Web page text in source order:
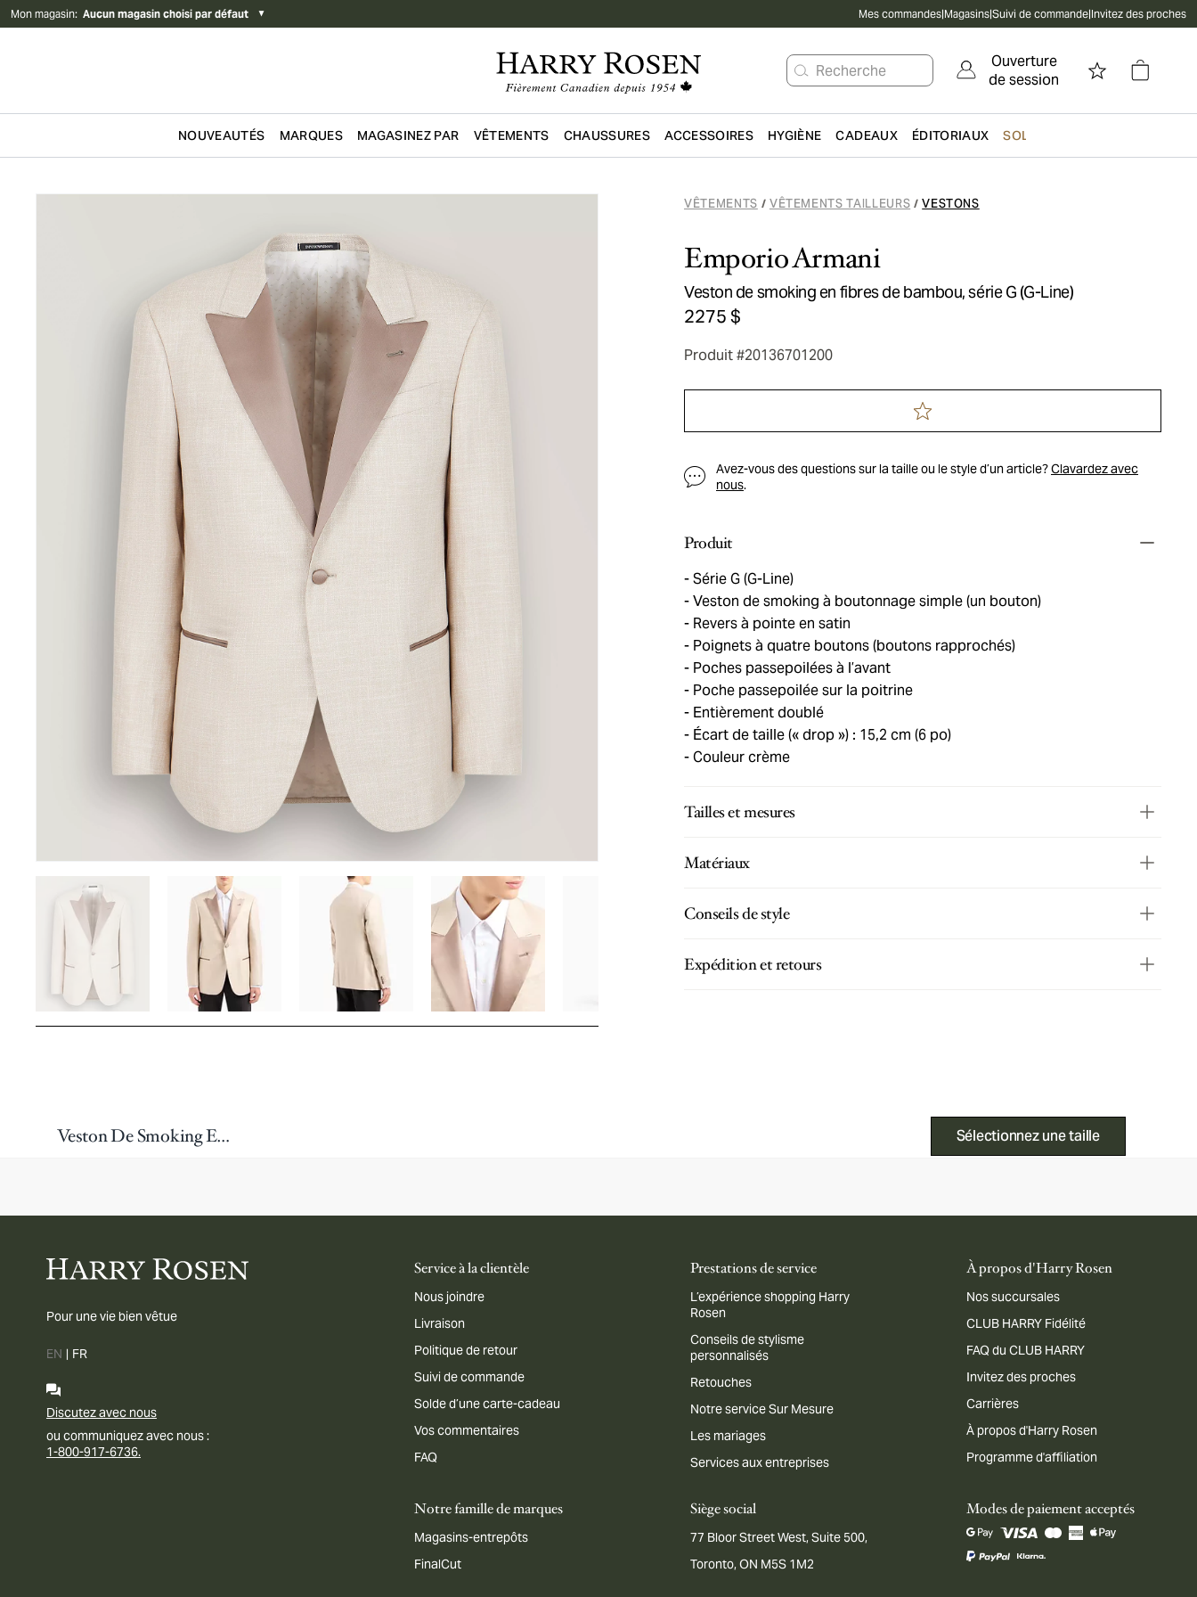
Mon magasin: Aucun magasin choisi par défaut ▼ Mes commandes|Magasins|Suivi de commande|Invitez des proches
Recherche
Ouverture
de session
Passer au contenu principal
NOUVEAUTÉS MARQUES MAGASINEZ PAR VÊTEMENTS CHAUSSURES ACCESSOIRES HYGIÈNE CADEAUX ÉDITORIAUX SOLDES
VÊTEMENTS / VÊTEMENTS TAILLEURS / VESTONS
Emporio Armani
Veston de smoking en fibres de bambou, série G (G-Line)
2275 $
Produit #20136701200
Avez-vous des questions sur la taille ou le style d’un article?Clavardez avec
nous.
Produit
Série G (G-Line)
Veston de smoking à boutonnage simple (un bouton)
Revers à pointe en satin
Poignets à quatre boutons (boutons rapprochés)
Poches passepoilées à l’avant
Poche passepoilée sur la poitrine
Entièrement doublé
Écart de taille (« drop ») : 15,2 cm (6 po)
Couleur crème
Tailles et mesures
Matériaux
Conseils de style
Expédition et retours
Veston De Smoking En Fibres De Bambou, Série G (G-Line) Sélectionnez une taille
Pour une vie bien vêtue
EN | FR
Discutez avec nous
ou communiquez avec nous :
1-800-917-6736.
Service à la clientèle
Nous joindre
Livraison
Politique de retour
Suivi de commande
Solde d’une carte-cadeau
Vos commentaires
FAQ
Prestations de service
L’expérience shopping Harry
Rosen
Conseils de stylisme
personnalisés
Retouches
Notre service Sur Mesure
Les mariages
Services aux entreprises
À propos d'Harry Rosen
Nos succursales
CLUB HARRY Fidélité
FAQ du CLUB HARRY
Invitez des proches
Carrières
À propos d'Harry Rosen
Programme d'affiliation
Notre famille de marques
Magasins-entrepôts
FinalCut
Siège social
77 Bloor Street West, Suite 500,
Toronto, ON M5S 1M2
Modes de paiement acceptés